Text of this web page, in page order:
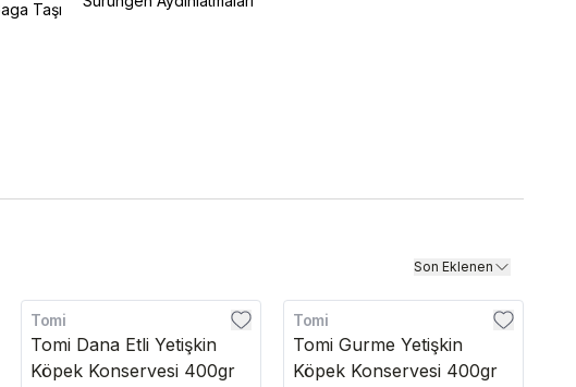
Taşı
Son Eklenen
Tomi
Tomi Dana Etli Yetişkin
Köpek Konservesi 400gr
Tomi
Tomi Gurme Yetişkin
Köpek Konservesi 400gr